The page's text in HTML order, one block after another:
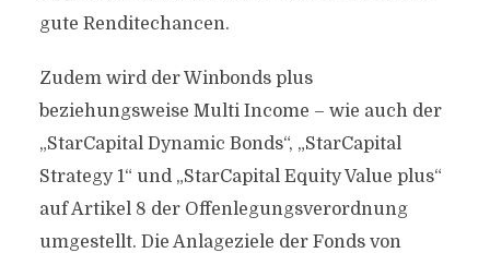
gute Renditechancen.
Zudem wird der Winbonds plus
beziehungsweise Multi Income – wie auch der
„StarCapital Dynamic Bonds“, „StarCapital
Strategy 1“ und „StarCapital Equity Value plus“
auf Artikel 8 der Offenlegungsverordnung
umgestellt. Die Anlageziele der Fonds von